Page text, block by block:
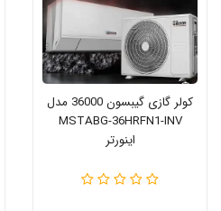
کولر گازی گیبسون 36000 مدل
MSTABG-36HRFN1-INV
اینورتر